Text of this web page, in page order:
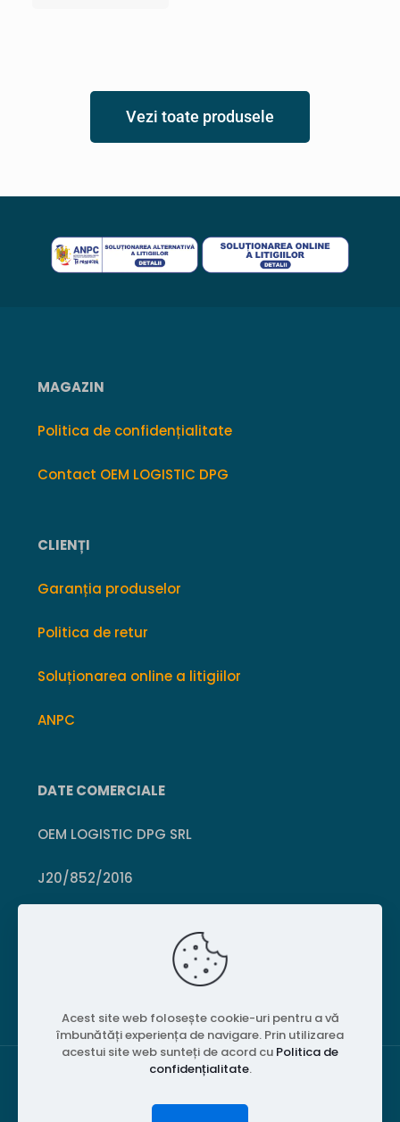
Vezi toate produsele
MAGAZIN
Politica de confidențialitate
Contact OEM LOGISTIC DPG
CLIENȚI
Garanția produselor
Politica de retur
Soluționarea online a litigiilor
ANPC
DATE COMERCIALE
OEM LOGISTIC DPG SRL
J20/852/2016
Crișcior, Hunedoara
Acest site web folosește cookie-uri pentru a vă
îmbunătăți experiența de navigare. Prin utilizarea
acestui site web sunteți de acord cu Politica de
confidențialitate.